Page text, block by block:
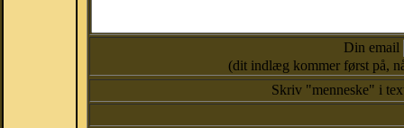
Din email
(dit indlæg kommer først på,
Skriv "menneske" i